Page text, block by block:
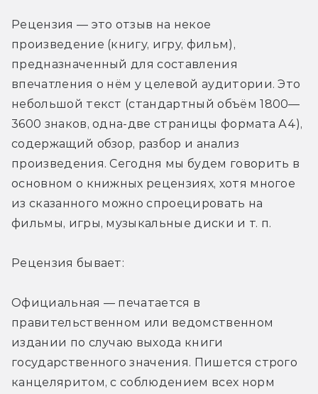
Рецензия — это отзыв на некое
произведение (книгу, игру, фильм),
предназначенный для составления
впечатления о нём у целевой аудитории. Это
небольшой текст (стандартный объём 1800—
3600 знаков, одна-две страницы формата А4),
содержащий обзор, разбор и анализ
произведения. Сегодня мы будем говорить в
основном о книжных рецензиях, хотя многое
из сказанного можно спроецировать на
фильмы, игры, музыкальные диски и т. п.
Рецензия бывает:
Официальная — печатается в
правительственном или ведомственном
издании по случаю выхода книги
государственного значения. Пишется строго
канцеляритом, с соблюдением всех норм